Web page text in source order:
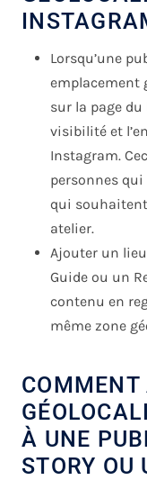
Lorsqu’une
emplacement
sur la page
visibilité et
Instagram.
personnes
qui
atelier.
Ajouter un
Guide ou un
contenu en
même zone
COMMENT
À UNE
STORY OU